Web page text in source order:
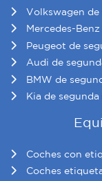
Volkswagen de
Mercedes-
Peugeot de
Audi de
BMW de
Kia de segunda
Coches con
Coches